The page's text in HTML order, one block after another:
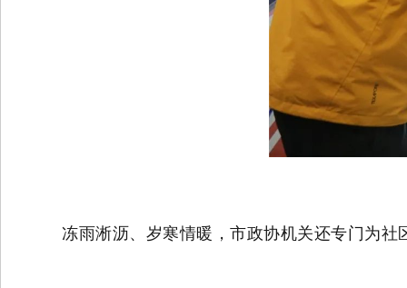
冻雨淅沥、岁寒情暖，市政协机关还专门为